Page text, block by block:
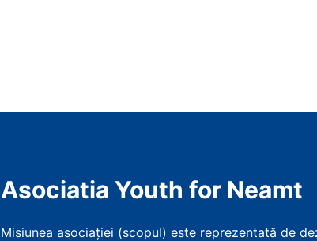
Asociatia Youth for Neamt
Misiunea asociației (scopul) este reprezentată de